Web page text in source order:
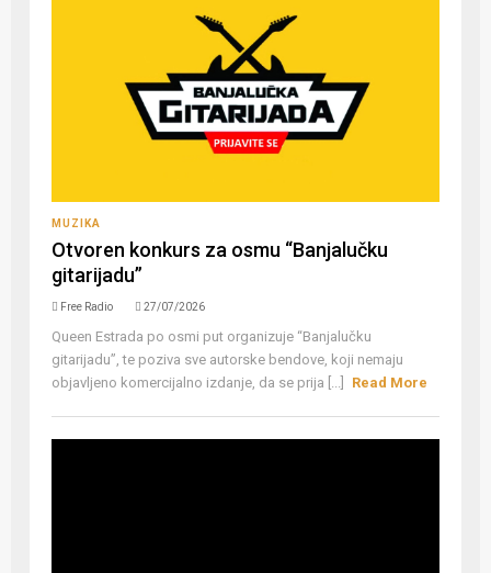
MUZIKA
Otvoren konkurs za osmu “Banjalučku
gitarijadu”
Free Radio 27/07/2026
Queen Estrada po osmi put organizuje “Banjalučku
gitarijadu”, te poziva sve autorske bendove, koji nemaju
objavljeno komercijalno izdanje, da se prija [...]
Read More